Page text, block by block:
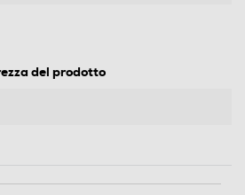
del prodotto